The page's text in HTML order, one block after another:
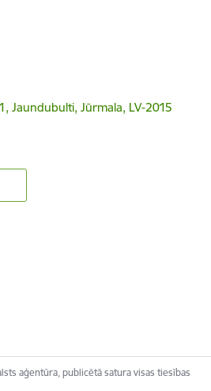
Jaundubulti, Jūrmala, LV-2015
aģentūra, publicētā satura visas tiesības